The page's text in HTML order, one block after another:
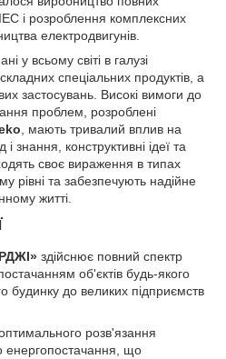
і розроблення комплексних
електродвигунів.
у всьому світі в галузі
спеціальних продуктів, а
застосувань. Високі вимоги до
проблем, розроблені
, мають тривалий вплив на
знання, конструктивні ідеї та
своє вираження в типах
рівні та забезпечують надійне
житті.
здійснює повний спектр
об'єктів будь-якого
будинку до великих підприємств
розв'язання
енергопостачання, що